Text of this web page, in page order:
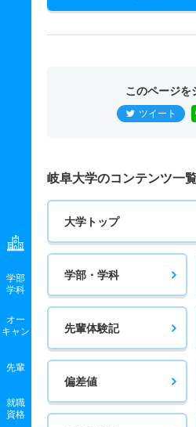
学部
学科
オー
キャン
先輩
就職
資格
このページを
ツイート
岐阜大学のコンテンツ一
大学トップ
学部・学科
先輩体験記
偏差値